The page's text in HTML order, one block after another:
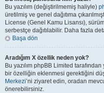
Bu yazılım (değiştirilmemiş haliyle)
üretilmiş ve genel dağıtıma
License (Genel Kamu Lisansı),
serbestçe dağıtılabilir. Daha fazla
Başa dön
Aradığım X özellik neden yok?
Bu yazılım phpBB Limited
bir özelliğin eklenmesi gerektiğini
Merkezi’ni ziyaret edin, oradan
önerebilirsiniz.